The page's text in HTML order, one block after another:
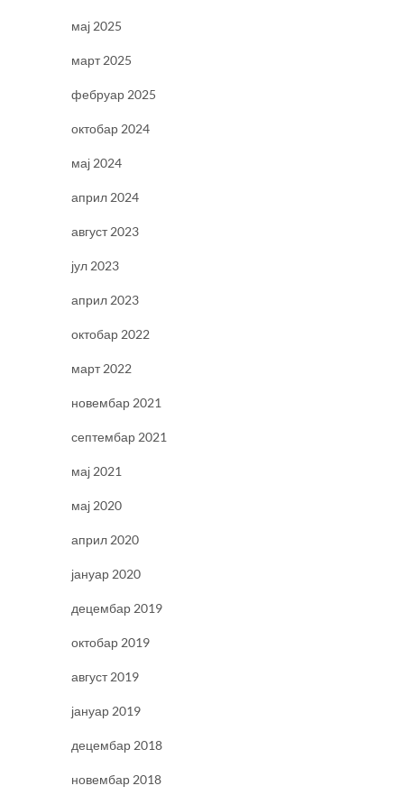
мај 2025
март 2025
фебруар 2025
октобар 2024
мај 2024
април 2024
август 2023
јул 2023
април 2023
октобар 2022
март 2022
новембар 2021
септембар 2021
мај 2021
мај 2020
април 2020
јануар 2020
децембар 2019
октобар 2019
август 2019
јануар 2019
децембар 2018
новембар 2018